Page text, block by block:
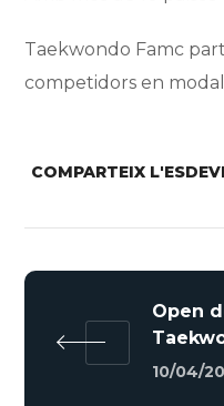
Taekwondo Famc
competidors en
COMPARTEIX
Open
10/04/